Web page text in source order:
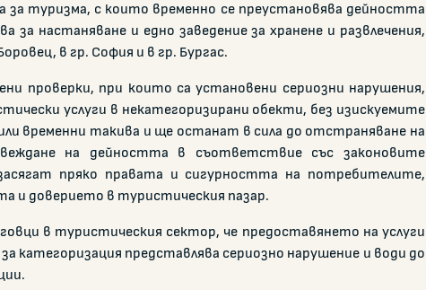
за туризма, с които временно се преустановява дейността
настаняване и едно заведение за хранене и развлечения,
в гр. София и в гр. Бургас.
проверки, при които са установени сериозни нарушения,
услуги в некатегоризирани обекти, без изискуемите
временни такива и ще останат в сила до отстраняване на
на дейността в съответствие със законовите
пряко правата и сигурността на потребителите,
и доверието в туристическия пазар.
в туристическия сектор, че предоставянето на услуги
категоризация представлява сериозно нарушение и води до